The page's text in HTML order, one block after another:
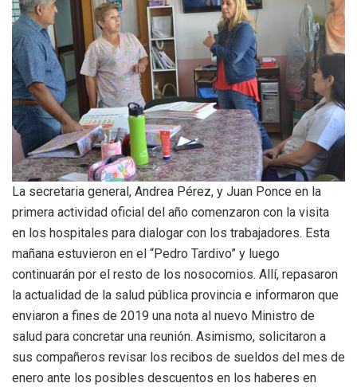
La secretaria general, Andrea Pérez, y Juan Ponce en la
primera actividad oficial del año comenzaron con la visita
en los hospitales para dialogar con los trabajadores. Esta
mañana estuvieron en el “Pedro Tardivo” y luego
continuarán por el resto de los nosocomios. Allí, repasaron
la actualidad de la salud pública provincia e informaron que
enviaron a fines de 2019 una nota al nuevo Ministro de
salud para concretar una reunión. Asimismo, solicitaron a
sus compañeros revisar los recibos de sueldos del mes de
enero ante los posibles descuentos en los haberes en